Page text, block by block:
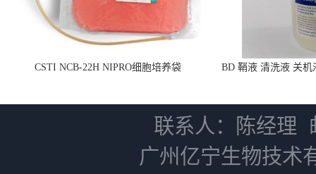
CSTI NCB-22H NIPRO细胞培养袋
BD 鞘液 清洗液 关
联系人：陈经理
广州亿宁生物技术